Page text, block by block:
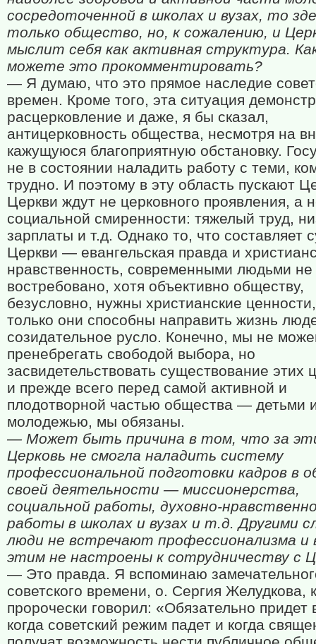
сосредоточенной в школах и вузах, то
только общество, но, к сожалению, и
мыслит себя как активная структура.
можете это прокомментировать?
— Я думаю, что это прямое наследие
времен. Кроме того, эта ситуация
расцерковление и даже, я бы сказал,
антицерковность общества, несмотря на
кажущуюся благоприятную обстановку.
не в состоянии наладить работу с теми,
трудно. И поэтому в эту область пускают
Церкви ждут не церковного проявления, а
социальной смиренности: тяжелый труд,
зарплаты и т.д. Однако то, что составляет
Церкви — евангельская правда и
нравственность, современными людьми не
востребовано, хотя объективно обществу,
безусловно, нужны христианские
только они способны направить жизнь
созидательное русло. Конечно, мы не
пренебрегать свободой выбора, но
засвидетельствовать существование этих
и прежде всего перед самой активной и
плодотворной частью общества — детьми
молодежью, мы обязаны.
— Может быть причина в том, что за
Церковь не смогла наладить систему
профессиональной подготовки кадров в
своей деятельности — миссионерства,
социальной работы, духовно-
работы в школах и вузах и т.д. Другими
люди не встречают профессионализма и
этим не настроены к сотрудничеству с
— Это правда. Я вспоминаю
советского времени, о. Сергия Желудкова,
пророчески говорил: «Обязательно придет
когда советский режим падет и когда